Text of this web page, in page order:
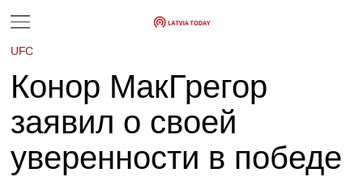
UFC
Конор МакГрегор
заявил о своей
уверенности в победе